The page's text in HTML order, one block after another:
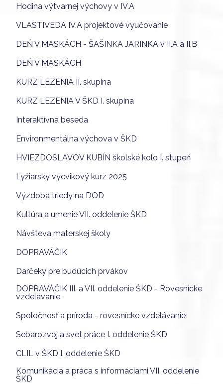
Hodina výtvarnej výchovy v IV.A
VLASTIVEDA IV.A projektové vyučovanie
DEŇ V MASKÁCH - ŠAŠINKA JARINKA v II.A a II.B
DEŇ V MASKÁCH
KURZ LEZENIA II. skupina
KURZ LEZENIA V ŠKD I. skupina
Interaktívna beseda
Environmentálna výchova v ŠKD
HVIEZDOSLAVOV KUBÍN školské kolo I. stupeň
Lyžiarsky výcvikový kurz 2025
Výzdoba triedy na DOD
Kultúra a umenie VII. oddelenie ŠKD
Návšteva materskej školy
DOPRAVÁČIK
Darčeky pre budúcich prvákov
DOPRAVÁČIK III. a VII. oddelenie ŠKD - Rovesnícke
vzdelávanie
Spoločnosť a príroda - rovesnícke vzdelávanie
Sebarozvoj a svet práce I. oddelenie ŠKD
CLIL v ŠKD I. oddelenie ŠKD
Komunikácia a práca s informáciami VII. oddelenie
ŠKD